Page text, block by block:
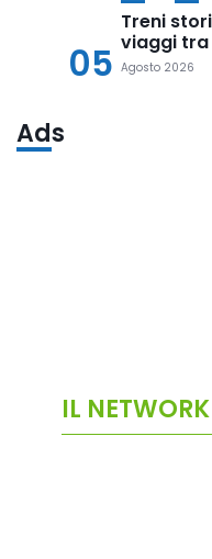
05
Treni
viaggi tra
Agosto 2026
Ads
IL NETWORK